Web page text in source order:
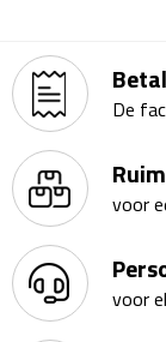
Kantoor &
Agenda's
Agenda's
Kalenders
De
voor
voor